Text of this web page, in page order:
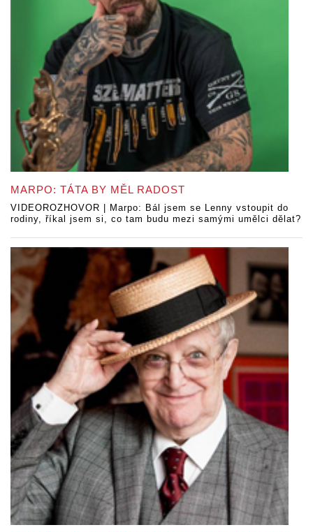
MARPO: TÁTA BY MĚL RADOST
VIDEOROZHOVOR | Marpo: Bál jsem se Lenny vstoupit do
rodiny, říkal jsem si, co tam budu mezi samými umělci dělat?